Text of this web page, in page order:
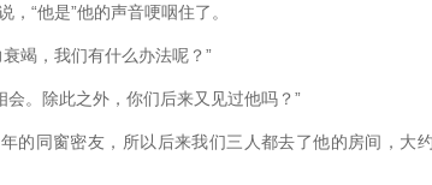
“他是”他的声音哽咽住了。
竭，我们有什么办法呢？”
。除此之外，你们后来又见过他吗？”
同窗密友，所以后来我们三人都去了他的房间，大